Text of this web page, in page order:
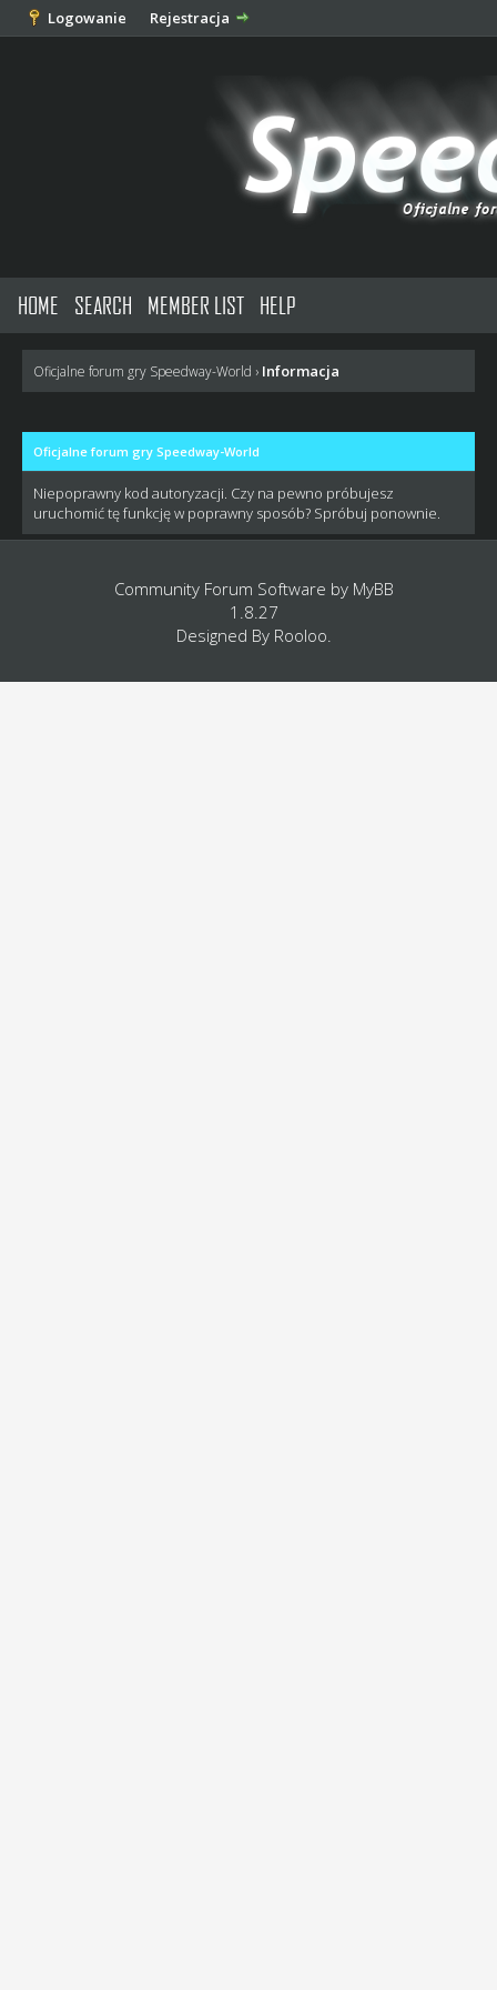
Logowanie Rejestracja
HOME SEARCH MEMBER LIST HELP
Oficjalne forum gry Speedway-World › Informacja
Oficjalne forum gry Speedway-World
Niepoprawny kod autoryzacji. Czy na pewno próbujesz
uruchomić tę funkcję w poprawny sposób? Spróbuj ponownie.
Community Forum Software by MyBB
1.8.27
Designed By Rooloo.